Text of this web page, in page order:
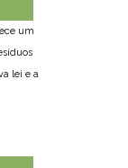
um
lei e a